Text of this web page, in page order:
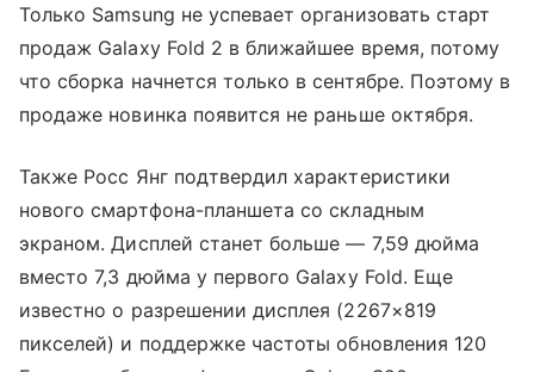
Только Samsung не успевает организовать старт
продаж Galaxy Fold 2 в ближайшее время, потому
что сборка начнется только в сентябре. Поэтому в
продаже новинка появится не раньше октября.
Также Росс Янг подтвердил характеристики
нового смартфона-планшета со складным
экраном. Дисплей станет больше — 7,59 дюйма
вместо 7,3 дюйма у первого Galaxy Fold. Еще
известно о разрешении дисплея (2267×819
пикселей) и поддержке частоты обновления 120